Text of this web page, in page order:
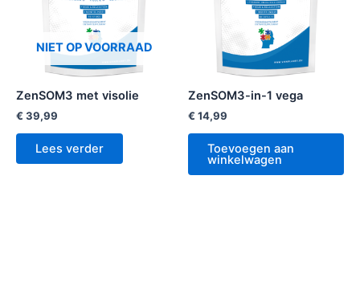
NIET OP VOORRAAD
ZenSOM3 met visolie
€ 39,99
Lees verder
ZenSOM3-in-1 vega
€ 14,99
Toevoegen aan
winkelwagen